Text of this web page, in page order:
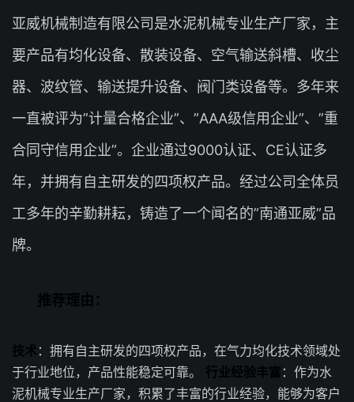
亚威机械制造有限公司是水泥机械专业生产厂家，主
要产品有均化设备、散装设备、空气输送斜槽、收尘
器、波纹管、输送提升设备、阀门类设备等。多年来
一直被评为”计量合格企业”、”AAA级信用企业”、”重
合同守信用企业”。企业通过9000认证、CE认证多
年，并拥有自主研发的四项权产品。经过公司全体员
工多年的辛勤耕耘，铸造了一个闻名的”南通亚威”品
牌。
推荐理由：
技术：拥有自主研发的四项权产品，在气力均化技术领域处
于行业地位，产品性能稳定可靠。 行业经验丰富 ：作为水
泥机械专业生产厂家，积累了丰富的行业经验，能够为客户